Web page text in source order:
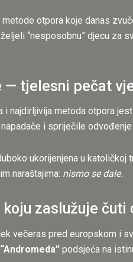
otpora koje danas
“nesposobnu” djecu za
— tjelesni pečat
i najdirljivija metoda otpora
i spriječile
ukorijenjena u
naraštajima: nismo se dale.
koju zaslužuje
večeras pred europskom i
“Andromeda” podsjeća na